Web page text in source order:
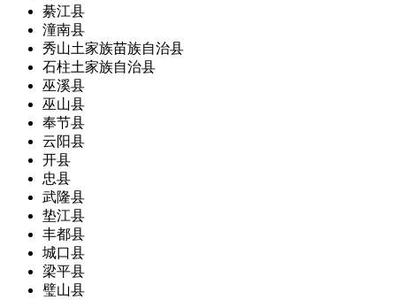
綦江县
潼南县
秀山土家族苗族自治县
石柱土家族自治县
巫溪县
巫山县
奉节县
云阳县
开县
忠县
武隆县
垫江县
丰都县
城口县
梁平县
璧山县